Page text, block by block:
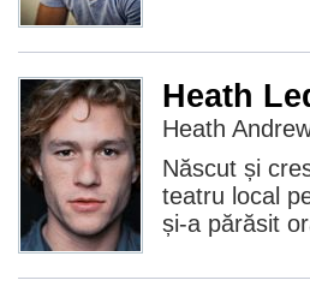
Heath
Heath
Născut și
teatru local
și-a părăsit